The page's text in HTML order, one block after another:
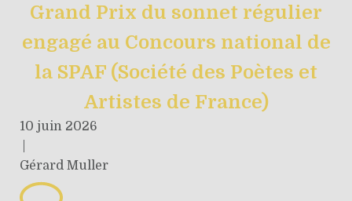
Grand Prix du sonnet régulier
engagé au Concours national de
la SPAF (Société des Poètes et
Artistes de France)
10 juin 2026
Gérard Muller